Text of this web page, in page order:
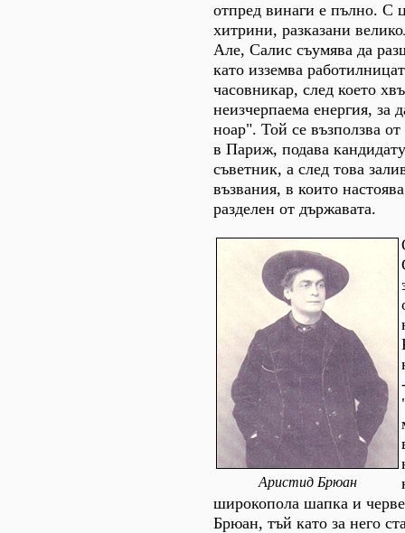
отпред винаги е пълно. С
хитрини, разказани
Але, Салис съумява да
като изземва
часовникар, след което
неизчерпаема енергия, за
ноар". Той се възползва
в Париж, подава
съветник, а след това
възвания, в които
разделен от държавата.
Аристид Брюан
широкопола шапка и
Брюан, тъй като за него